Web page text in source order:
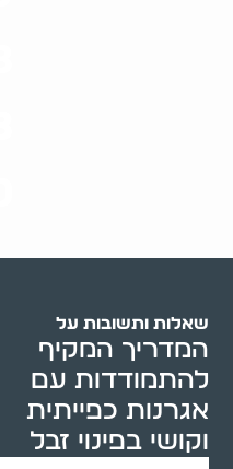
שאלות ותשובות על
המדריך המקיף
להתמודדות עם
אגרנות כפייתית
וקושי בפינוי זבל